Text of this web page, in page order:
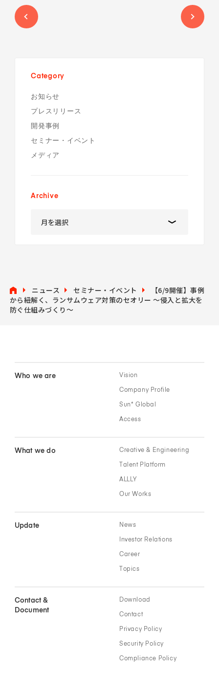
Category
お知らせ
プレスリリース
開発事例
セミナー・イベント
メディア
Archive
ニュース セミナー・イベント
【6/9開催】事例
から紐解く、ランサムウェア対策のセオリー 〜侵入と拡大を
防ぐ仕組みづくり〜
Who we are Vision
Company Profile
Sun* Global
Access
What we do Creative & Engineering
Talent Platform
ALLLY
Our Works
Update News
Investor Relations
Career
Topics
Contact &
Document
Download
Contact
Privacy Policy
Security Policy
Compliance Policy